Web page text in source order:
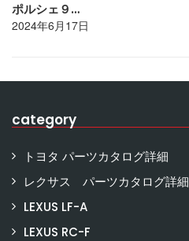
ポルシェ９…
2024年6月17日
category
トヨタ パーツカタログ詳細
レクサス パーツカタログ詳細
LEXUS LF-A
LEXUS RC-F